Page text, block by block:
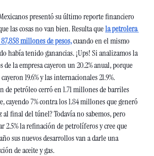
presentó su último reporte financiero
las cosas no van bien. Resulta que la petrolera
millones de pesos, cuando en el mismo
había tenido ganancias. ¡Ups! Si analizamos la
de la empresa cayeron un 20.2% anual, porque
19.6% y las internacionales 21.9%.
de petróleo cerró en 1.71 millones de barriles
cayendo 7% contra los 1.84 millones que generó
al final del túnel? Todavía no sabemos, pero
2.5% la refinación de petrolíferos y cree que
sus nuevos desarrollos van a darle una
de aceite y gas.